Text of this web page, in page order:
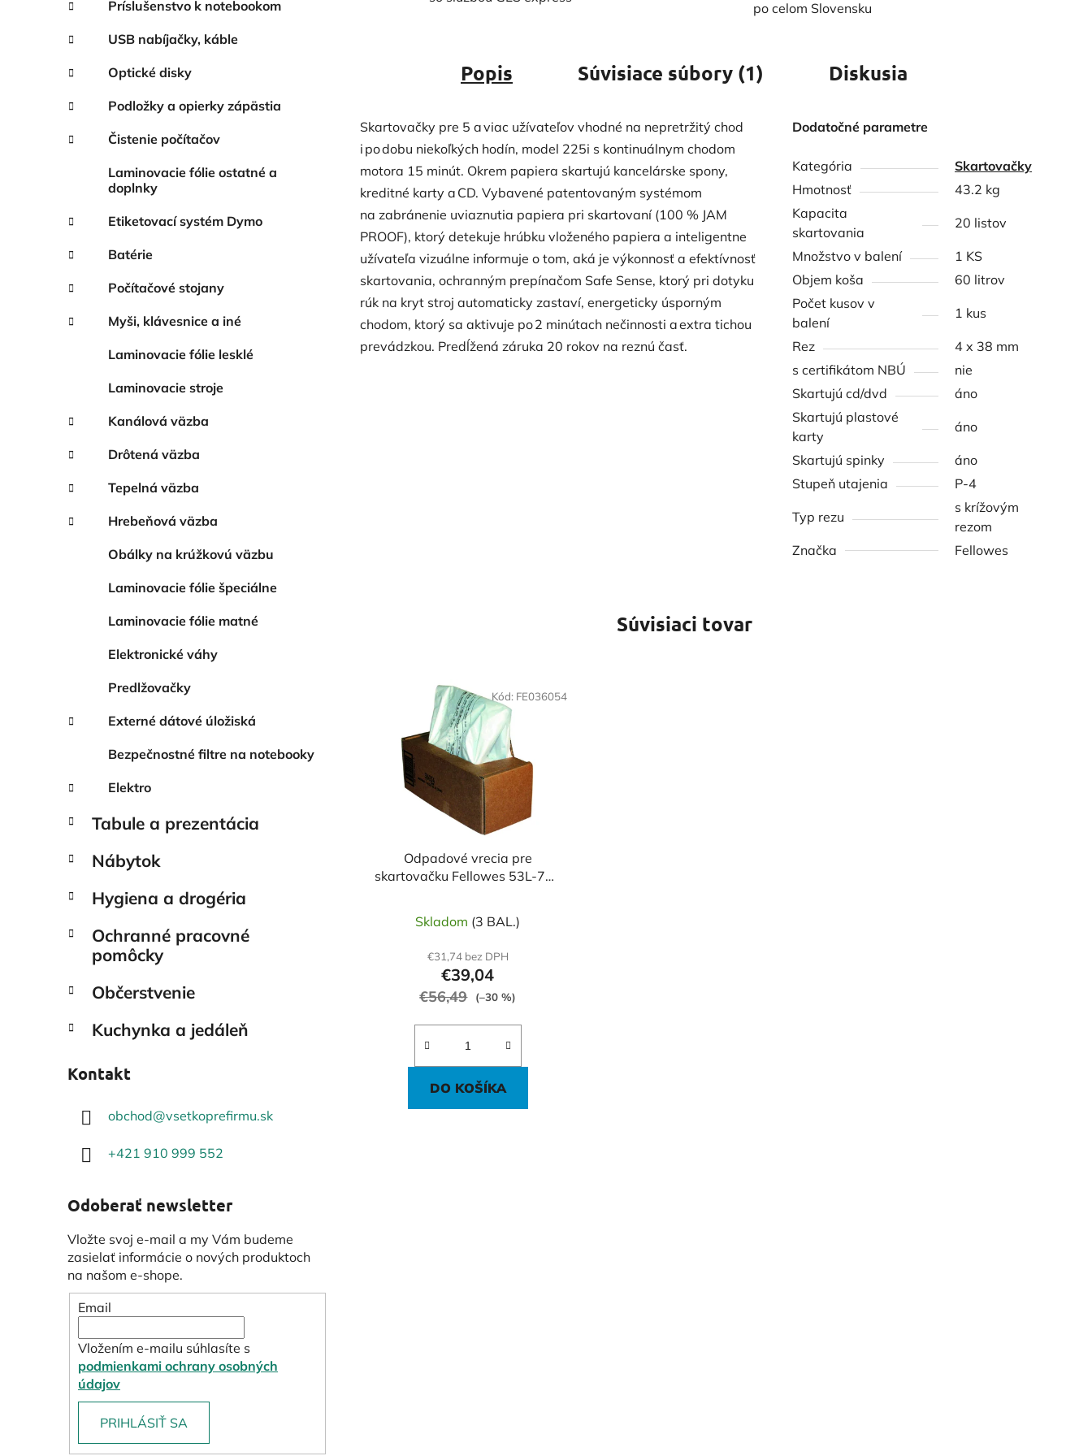
Príslušenstvo k notebookom
USB nabíjačky, káble
Optické disky
Podložky a opierky zápästia
Čistenie počítačov
Laminovacie fólie ostatné a
doplnky
Etiketovací systém Dymo
Batérie
Počítačové stojany
Myši, klávesnice a iné
Laminovacie fólie lesklé
Laminovacie stroje
Kanálová väzba
Drôtená väzba
Tepelná väzba
Hrebeňová väzba
Obálky na krúžkovú väzbu
Laminovacie fólie špeciálne
Laminovacie fólie matné
Elektronické váhy
Predlžovačky
Externé dátové úložiská
Bezpečnostné filtre na notebooky
Elektro
Tabule a prezentácia
Nábytok
Hygiena a drogéria
Ochranné pracovné
pomôcky
Občerstvenie
Kuchynka a jedáleň
Kontakt
obchod@vsetkoprefirmu.sk
+421 910 999 552
Odoberať newsletter
Vložte svoj e-mail a my Vám budeme
zasielať informácie o nových produktoch
na našom e-shope.
Email
Vložením e-mailu súhlasíte s
podmienkami ochrany osobných
údajov
PRIHLÁSIŤ SA
po celom Slovensku
Popis Súvisiace súbory (1) Diskusia
Skartovačky pre 5 a viac užívateľov vhodné na nepretržitý chod
i po dobu niekoľkých hodín, model 225i s kontinuálnym chodom
motora 15 minút. Okrem papiera skartujú kancelárske spony,
kreditné karty a CD. Vybavené patentovaným systémom
na zabránenie uviaznutia papiera pri skartovaní (100 % JAM
PROOF), ktorý detekuje hrúbku vloženého papiera a inteligentne
užívateľa vizuálne informuje o tom, aká je výkonnosť a efektívnosť
skartovania, ochranným prepínačom Safe Sense, ktorý pri dotyku
rúk na kryt stroj automaticky zastaví, energeticky úsporným
chodom, ktorý sa aktivuje po 2 minútach nečinnosti a extra tichou
prevádzkou. Predĺžená záruka 20 rokov na reznú časť.
Dodatočné parametre
Kategória
Skartovačky
Hmotnosť
43.2 kg
Kapacita
skartovania
20 listov
Množstvo v balení
1 KS
Objem koša
60 litrov
Počet kusov v
balení
1 kus
Rez
4 x 38 mm
s certifikátom NBÚ
nie
Skartujú cd/dvd
áno
Skartujú plastové
karty
áno
Skartujú spinky
áno
Stupeň utajenia
P-4
Typ rezu
s krížovým
rezom
Značka
Fellowes
Súvisiaci tovar
Odpadové vrecia pre
skartovačku Fellowes 53L-75L
Skladom (3 BAL.)
€31,74 bez DPH
€39,04
€56,49 (–30 %)
DO KOŠÍKA
Kód: FE036054